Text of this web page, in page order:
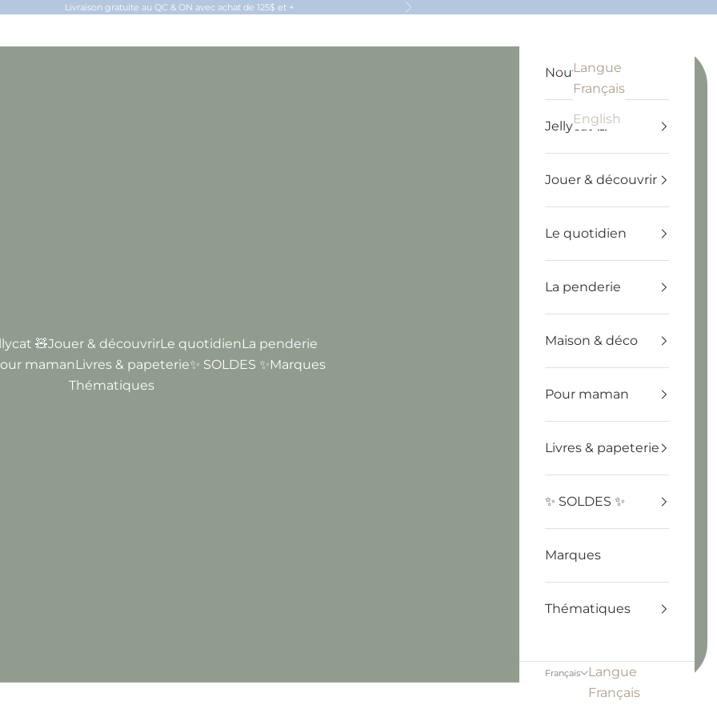
Livraison gratuite au QC & ON avec achat de 125$ et + Suivant
🧸Jouer & découvrirLe quotidienLa penderie
mamanLivres & papeterie✨ SOLDES ✨Marques
Thématiques
Français
Langue
Français
English
Recherche
Panier
Nouveautés
Jellycat 🧸
Jouer & découvrir
Le quotidien
La penderie
Maison & déco
Pour maman
Livres & papeterie
✨ SOLDES ✨
Marques
Thématiques
Français
Langue
Français